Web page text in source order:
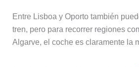
Entre Lisboa y Oporto también
tren, pero para recorrer regiones
Algarve, el coche es claramente la